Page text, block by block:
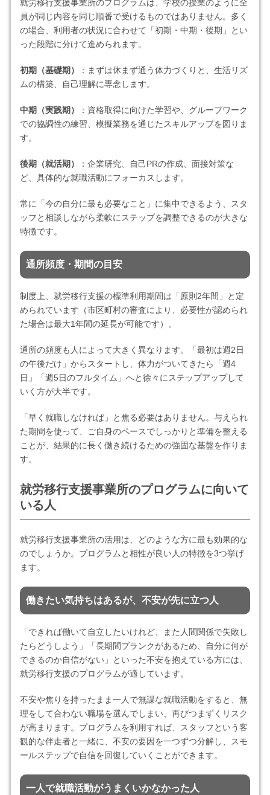
就労移行支援事業所のプログラムは、学校の授業のように全
員が同じ内容を同じ順番で受けるものではありません。多く
の場合、利用者の状況に合わせて「初期・中期・後期」とい
った段階に分けて進められます。
初期（基礎期）
：まずは休まず通う体力づくりと、生活リズ
ムの構築、自己理解に専念します。
中期（実践期）
：資格取得に向けた学習や、グループワーク
での協調性の練習、模擬業務を通じたスキルアップを図りま
す。
後期（就活期）
：企業研究、自己PRの作成、面接対策な
ど、具体的な就職活動にフォーカスします。
常に「今の自分に最も必要なこと」に集中できるよう、スタ
ッフと相談しながら柔軟にステップを調整できるのが大きな
特徴です。
通所頻度・期間の目安
制度上、就労移行支援の標準利用期間は「原則2年間」と定
められています（市区町村の審査により、必要性が認められ
た場合は最大1年間の延長が可能です）。
通所の頻度も人によって大きく異なります。「最初は週2日
の午後だけ」からスタートし、体力がついてきたら「週4
日」「週5日のフルタイム」へと徐々にステップアップして
いく方が大半です。
「早く就職しなければ」と焦る必要はありません。与えられ
た期間を使って、ご自身のペースでしっかりと準備を整える
ことが、結果的に長く働き続けるための強固な基盤を作りま
す。
就労移行支援事業所のプログラムに向いて
いる人
就労移行支援事業所の活用は、どのような方に最も効果的な
のでしょうか。プログラムと相性が良い人の特徴を3つ挙げ
ます。
働きたい気持ちはあるが、不安が先に立つ人
「できれば働いて自立したいけれど、また人間関係で失敗し
たらどうしよう」「長期間ブランクがあるため、自分に何が
できるのか自信がない」といった不安を抱えている方には、
就労移行支援のプログラムが適しています。
不安や焦りを持ったまま一人で無謀な就職活動をすると、無
理をして合わない職場を選んでしまい、再びつまずくリスク
が高まります。プログラムを利用すれば、スタッフという客
観的な伴走者と一緒に、不安の要因を一つずつ分解し、スモ
ールステップで自信を回復していくことができます。
一人で就職活動がうまくいかなかった人